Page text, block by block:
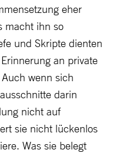
eher
macht ihn so
und Skripte dienten
an private
wenn sich
darin
nicht auf
sie nicht lückenlos
Was sie belegt